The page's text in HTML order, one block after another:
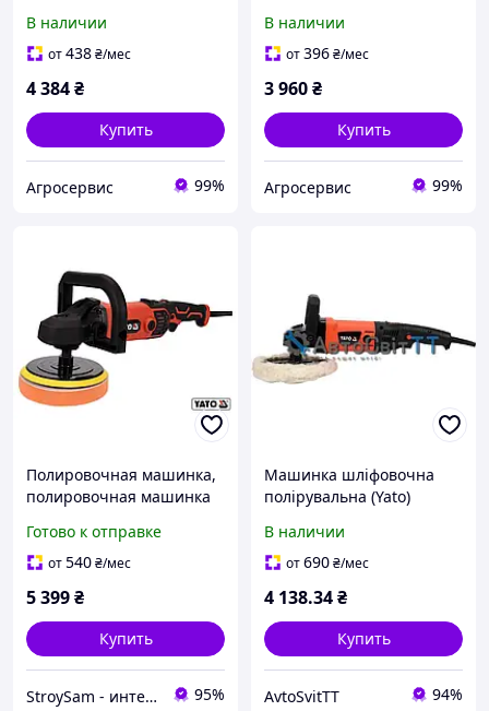
дереву YATO 230В 1300Вт
1100-3200об/мин
В наличии
от438₴/мес
4 384₴
Купить
Агросервис 99%
аккумул. YATO Li-Ion 18В
Ø120/19х100мм без
В наличии
от396₴/мес
3 960₴
Купить
Агросервис 99%
Полировочная машинка,
полировочная машинка
машина YATO 1400 Вт
Польша
Готово к отправке
от540₴/мес
5 399₴
Купить
StroySam - интернет магазин инструментов 95%
Машинка шліфовочна
полірувальна (Yato)
В наличии
от690₴/мес
4 138.34₴
Купить
AvtoSvitTT 94%